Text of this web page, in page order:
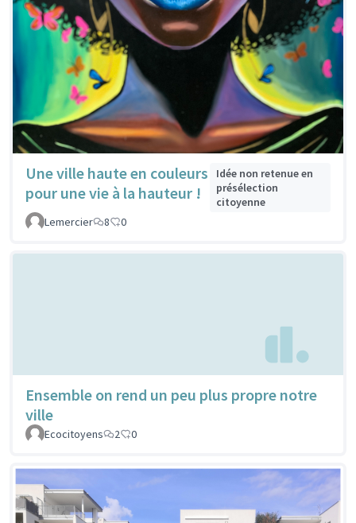
Une ville haute en couleurs
pour une vie à la hauteur !
Idée non retenue en
présélection
citoyenne
Lemercier
8 0
Ensemble on rend un peu plus propre notre
ville
Ecocitoyens 2 0